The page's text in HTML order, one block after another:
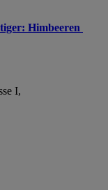
Himbeeren
I,